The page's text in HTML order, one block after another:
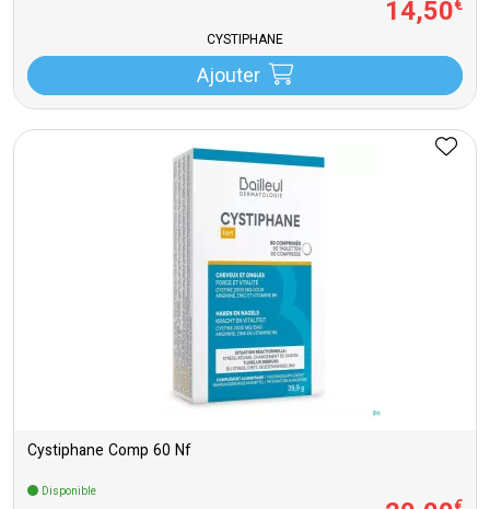
14,50€
CYSTIPHANE
Ajouter
Cystiphane Comp 60 Nf
Disponible